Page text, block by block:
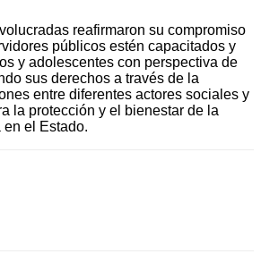
reafirmaron su compromiso
públicos estén capacitados y
y adolescentes con perspectiva de
sus derechos a través de la
entre diferentes actores sociales y
la protección y el bienestar de la
el Estado.